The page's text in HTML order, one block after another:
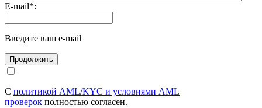
E-mail*:
Введите ваш e-mail
С политикой AML/KYC и условиями AML
проверок полностью согласен.